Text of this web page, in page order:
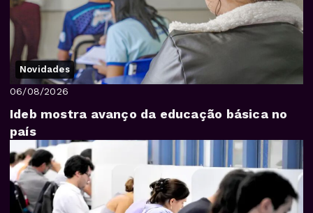
Novidades
06/08/2026
Ideb mostra avanço da educação básica no
país